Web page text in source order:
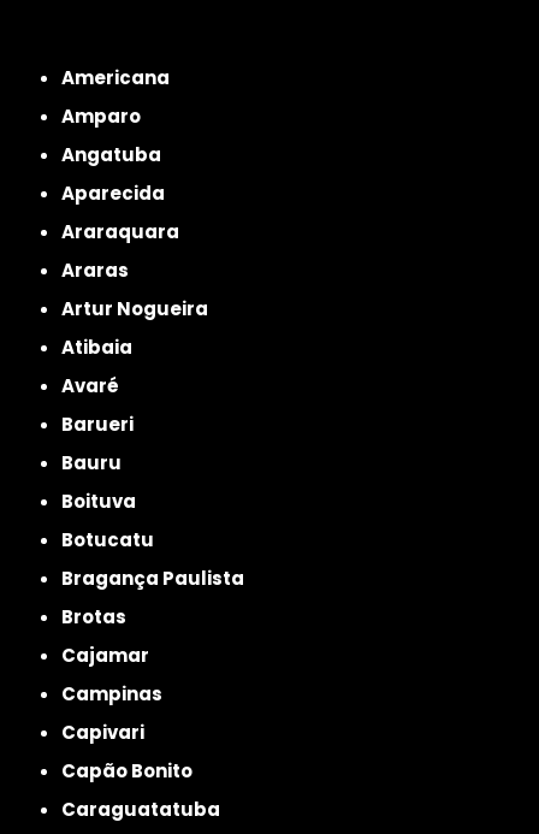
Americana
Amparo
Angatuba
Aparecida
Araraquara
Araras
Artur Nogueira
Atibaia
Avaré
Barueri
Bauru
Boituva
Botucatu
Bragança Paulista
Brotas
Cajamar
Campinas
Capivari
Capão Bonito
Caraguatatuba